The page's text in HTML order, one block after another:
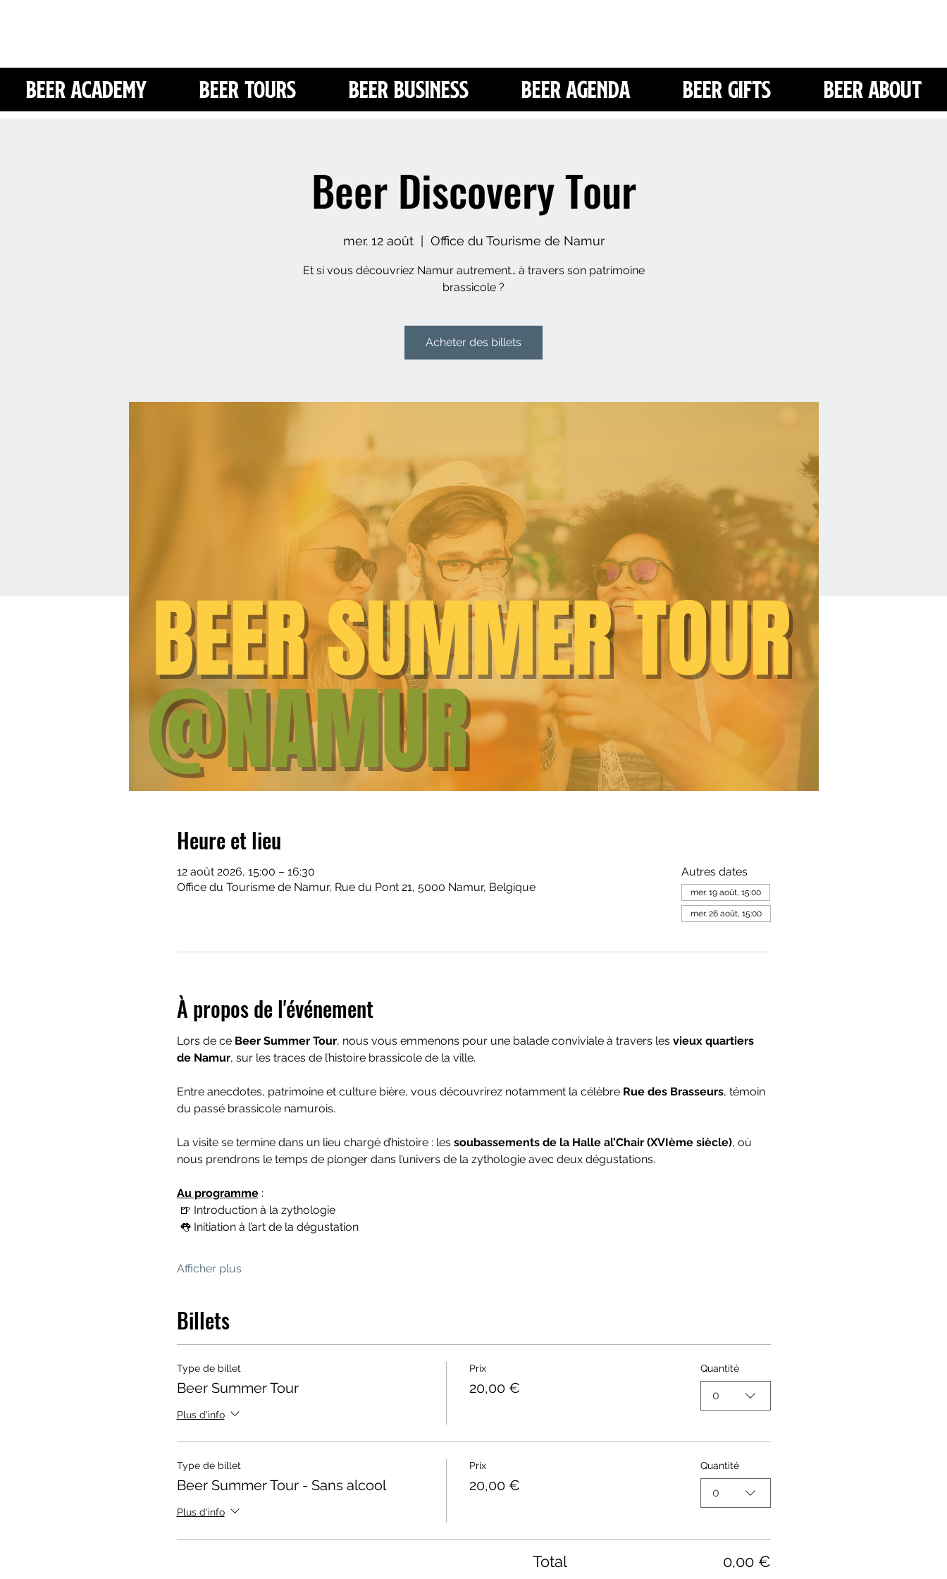
Beer Academy Beer Tours Beer Business Beer Agenda Beer Gifts Beer About
Beer Discovery Tour
mer. 12 août
  |
Office du Tourisme de Namur
Et si vous découvriez Namur autrement… à travers son patrimoine
brassicole ?
Acheter des billets
Heure et lieu
12 août 2026, 15:00 – 16:30
Office du Tourisme de Namur, Rue du Pont 21, 5000 Namur, Belgique
Autres dates
mer. 19 août, 15:00
mer. 26 août, 15:00
À propos de l'événement
Lors de ce Beer Summer Tour, nous vous emmenons pour une balade conviviale à travers les vieux quartiers
de Namur, sur les traces de l’histoire brassicole de la ville.
Entre anecdotes, patrimoine et culture bière, vous découvrirez notamment la célèbre Rue des Brasseurs, témoin
du passé brassicole namurois.
La visite se termine dans un lieu chargé d’histoire : les soubassements de la Halle al’Chair (XVIème siècle), où
nous prendrons le temps de plonger dans l’univers de la zythologie avec deux dégustations.
Au programme :
🍺 Introduction à la zythologie
👅 Initiation à l’art de la dégustation
Afficher plus
Billets
Type de billet
Beer Summer Tour
Plus d'info
Prix
20,00 €
Quantité
0
Type de billet
Beer Summer Tour - Sans alcool
Plus d'info
Prix
20,00 €
Quantité
0
Total 0,00 €